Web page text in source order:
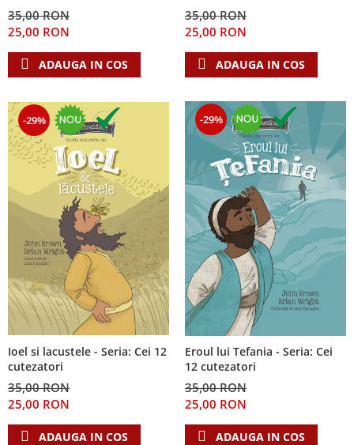
Dezvoltare personala
Mediu
35,00 RON
25,00 RON
ADAUGA IN COS
35,00 RON
25,00 RON
ADAUGA IN COS
-29%
Ioel si lacustele - Seria: Cei 12
cutezatori
35,00 RON
25,00 RON
ADAUGA IN COS
-29%
Eroul lui Tefania - Seria: Cei
12 cutezatori
35,00 RON
25,00 RON
ADAUGA IN COS